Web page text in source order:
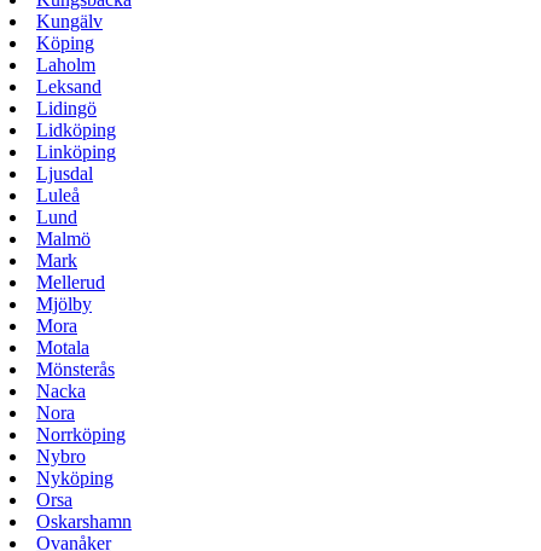
Kungälv
Köping
Laholm
Leksand
Lidingö
Lidköping
Linköping
Ljusdal
Luleå
Lund
Malmö
Mark
Mellerud
Mjölby
Mora
Motala
Mönsterås
Nacka
Nora
Norrköping
Nybro
Nyköping
Orsa
Oskarshamn
Ovanåker